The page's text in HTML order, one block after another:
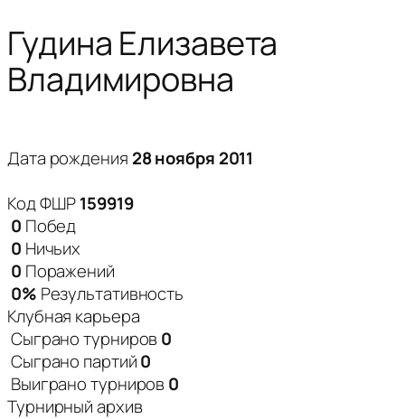
Гудина Елизавета
Владимировна
Дата рождения 28 ноября 2011
Код ФШР159919
0 Побед
0 Ничьих
0 Поражений
0% Результативность
Клубная карьера
Сыграно турниров0
Сыграно партий0
Выиграно турниров0
Турнирный архив